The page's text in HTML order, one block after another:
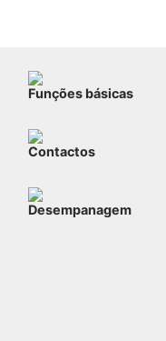
Funções básicas
Contactos
Desempanagem